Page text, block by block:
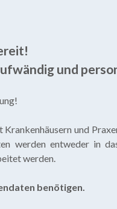
und
und
werden entweder in
werden.
benötigen.